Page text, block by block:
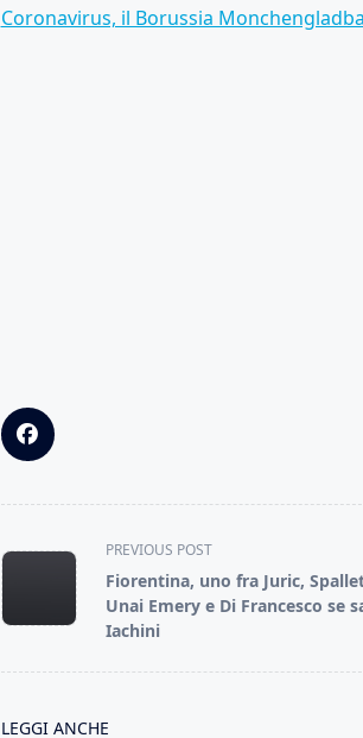
Coronavirus, il Borussia
<span
class="nav-
subtitle
screen-
PREVIOUS POST
Fiorentina, uno fra Juric,
Unai Emery e Di Francesco se
Iachini
LEGGI ANCHE